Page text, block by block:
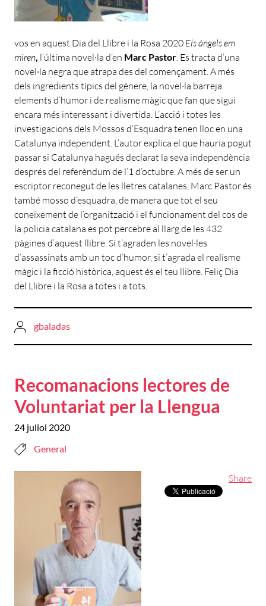
vos en aquest Dia del Llibre i la Rosa 2020 Els àngels em
miren l’última novel·la d’en Marc Pastor . Es tracta d’una
novel·la negra que atrapa des del començament. A més
dels ingredients típics del gènere, la novel·la barreja
elements d’humor i de realisme màgic que fan que sigui
encara més interessant i divertida. L’acció i totes les
investigacions dels Mossos d’Esquadra tenen lloc en una
Catalunya independent. L’autor explica el que hauria pogut
passar si Catalunya hagués declarat la seva independència
després del referèndum de l’1 d’octubre. A més de ser un
escriptor reconegut de les lletres catalanes, Marc Pastor és
també mosso d’esquadra, de manera que tot el seu
coneixement de l’organització i el funcionament del cos de
la policia catalana es pot percebre al llarg de les 432
pàgines d’aquest llibre. Si t’agraden les novel·les
d’assassinats amb un toc d’humor, si t’agrada el realisme
màgic i la ficció històrica, aquest és el teu llibre. Feliç Dia
del Llibre i la Rosa a totes i a tots.
gbaladas
Recomanacions lectores de
Voluntariat per la Llengua
24 juliol 2020
General
Share